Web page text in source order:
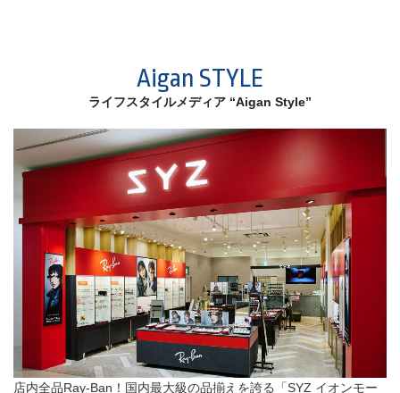
Aigan STYLE
ライフスタイルメディア “Aigan Style”
店内全品Ray-Ban！国内最大級の品揃えを誇る「SYZ イオンモー